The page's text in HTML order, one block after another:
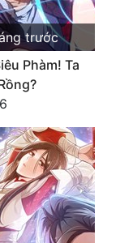
trước
Phàm! Ta